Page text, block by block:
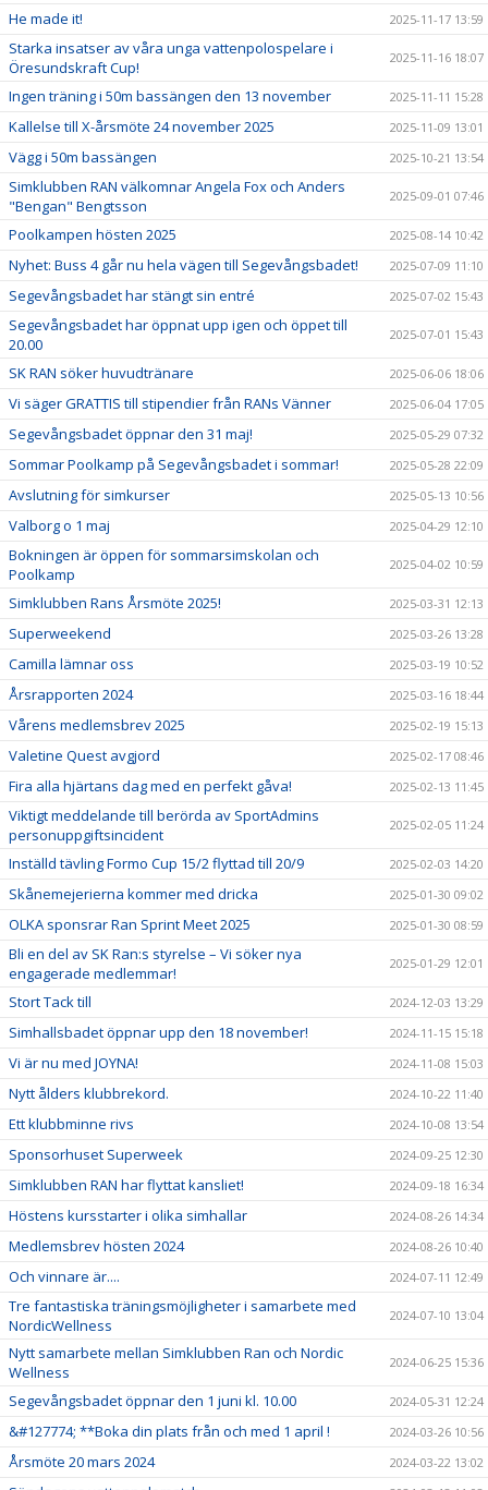
He made it! 2025-11-17 13:59
Starka insatser av våra unga vattenpolospelare i
Öresundskraft Cup!
2025-11-16 18:07
Ingen träning i 50m bassängen den 13 november 2025-11-11 15:28
Kallelse till X-årsmöte 24 november 2025 2025-11-09 13:01
Vägg i 50m bassängen 2025-10-21 13:54
Simklubben RAN välkomnar Angela Fox och Anders
"Bengan" Bengtsson
2025-09-01 07:46
Poolkampen hösten 2025 2025-08-14 10:42
Nyhet: Buss 4 går nu hela vägen till Segevångsbadet! 2025-07-09 11:10
Segevångsbadet har stängt sin entré 2025-07-02 15:43
Segevångsbadet har öppnat upp igen och öppet till
20.00
2025-07-01 15:43
SK RAN söker huvudtränare 2025-06-06 18:06
Vi säger GRATTIS till stipendier från RANs Vänner 2025-06-04 17:05
Segevångsbadet öppnar den 31 maj! 2025-05-29 07:32
Sommar Poolkamp på Segevångsbadet i sommar! 2025-05-28 22:09
Avslutning för simkurser 2025-05-13 10:56
Valborg o 1 maj 2025-04-29 12:10
Bokningen är öppen för sommarsimskolan och
Poolkamp
2025-04-02 10:59
Simklubben Rans Årsmöte 2025! 2025-03-31 12:13
Superweekend 2025-03-26 13:28
Camilla lämnar oss 2025-03-19 10:52
Årsrapporten 2024 2025-03-16 18:44
Vårens medlemsbrev 2025 2025-02-19 15:13
Valetine Quest avgjord 2025-02-17 08:46
Fira alla hjärtans dag med en perfekt gåva! 2025-02-13 11:45
Viktigt meddelande till berörda av SportAdmins
personuppgiftsincident
2025-02-05 11:24
Inställd tävling Formo Cup 15/2 flyttad till 20/9 2025-02-03 14:20
Skånemejerierna kommer med dricka 2025-01-30 09:02
OLKA sponsrar Ran Sprint Meet 2025 2025-01-30 08:59
Bli en del av SK Ran:s styrelse – Vi söker nya
engagerade medlemmar!
2025-01-29 12:01
Stort Tack till 2024-12-03 13:29
Simhallsbadet öppnar upp den 18 november! 2024-11-15 15:18
Vi är nu med JOYNA! 2024-11-08 15:03
Nytt ålders klubbrekord. 2024-10-22 11:40
Ett klubbminne rivs 2024-10-08 13:54
Sponsorhuset Superweek 2024-09-25 12:30
Simklubben RAN har flyttat kansliet! 2024-09-18 16:34
Höstens kursstarter i olika simhallar 2024-08-26 14:34
Medlemsbrev hösten 2024 2024-08-26 10:40
Och vinnare är.... 2024-07-11 12:49
Tre fantastiska träningsmöjligheter i samarbete med
NordicWellness
2024-07-10 13:04
Nytt samarbete mellan Simklubben Ran och Nordic
Wellness
2024-06-25 15:36
Segevångsbadet öppnar den 1 juni kl. 10.00 2024-05-31 12:24
&#127774; **Boka din plats från och med 1 april ! 2024-03-26 10:56
Årsmöte 20 mars 2024 2024-03-22 13:02